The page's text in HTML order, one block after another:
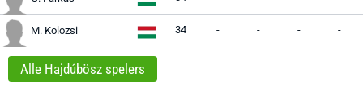
M. Kolozsi 34 - - - -
Alle Hajdúbösz spelers